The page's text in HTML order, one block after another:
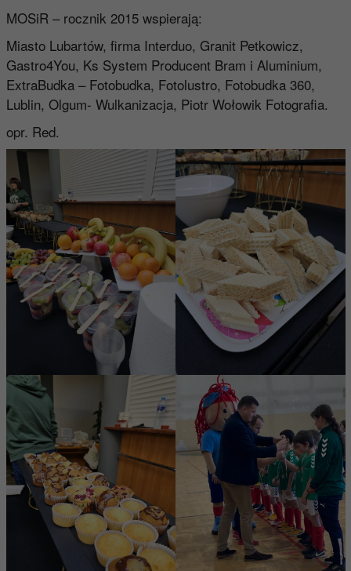
MOSiR – rocznik 2015 wspierają:
Miasto Lubartów, firma Interduo, Granit Petkowicz,
Gastro4You, Ks System Producent Bram i Aluminium,
ExtraBudka – Fotobudka, Fotolustro, Fotobudka 360,
Lublin, Olgum- Wulkanizacja, Piotr Wołowik Fotografia.
opr. Red.